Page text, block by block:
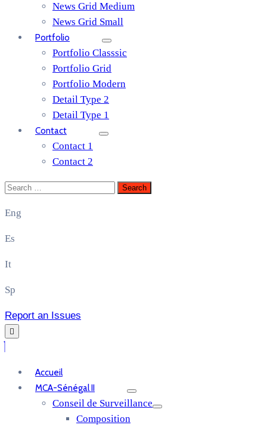
News Grid Medium
News Grid Small
Portfolio
Portfolio Classsic
Portfolio Grid
Portfolio Modern
Detail Type 2
Detail Type 1
Contact
Contact 1
Contact 2
Eng
Es
It
Sp
Report an Issues
Accueil
MCA-Sénégal II
Conseil de Surveillance
Composition